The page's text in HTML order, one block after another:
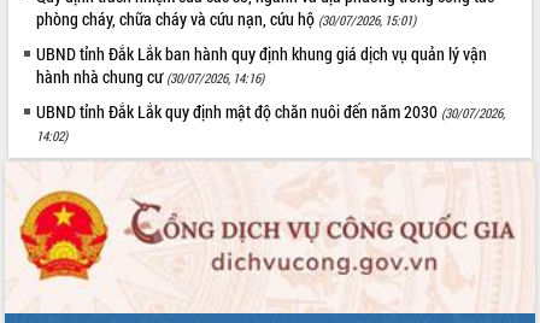
định EUDR
Thứ trưởng Bộ Nông nghiệp và Môi
trường Nguyễn Hoàng Hiệp khảo sát
vùng trồng và doanh nghiệp đóng gói
sầu riêng tại Đắk Lắk
Trình diễn nghệ thuật chế biến các
Đắk Lắk công bố Quy hoạch và xúc
tiến đầu tư tỉnh
Ngành cá ngừ Đắk Lắk chủ động thích
ứng để giữ vững thị trường xuất khẩu
Diễn đàn Kinh tế tư nhân Việt Nam đột
phòng cháy, chữa cháy và cứu nạn, cứu hộ (30/07/2026, 15:01)
UBND tỉnh Đắk Lắk ban hành quy định khung giá dịch vụ quản lý vận
hành nhà chung cư (30/07/2026, 14:16)
UBND tỉnh Đắk Lắk quy định mật độ chăn nuôi đến năm 2030 (30/07/2026,
14:02)